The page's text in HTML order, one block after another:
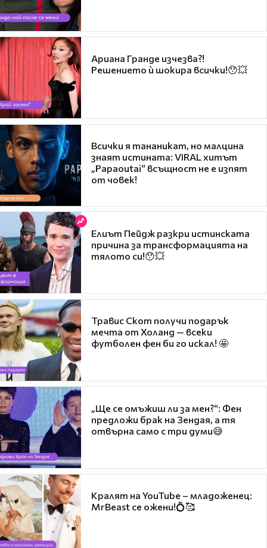
Ариана Гранде изчезва?!
Решението ѝ шокира всички!😯💥
Всички я тананикат, но малцина
знаят истината: VIRAL хитът
„Papaoutai“ всъщност не е изпят
от човек!
Елиът Пейдж разкри истинската
причина за трансформацията на
тялото си!😯💥
Травис Скот получи подарък
мечта от Холанд — всеки
футболен фен би го искал! 🤩
„Ще се омъжиш ли за мен?“: Фен
предложи брак на Зендая, а тя
отвърна само с три думи😅
Кралят на YouTube – младоженец:
MrBeast се ожени!💍🥰